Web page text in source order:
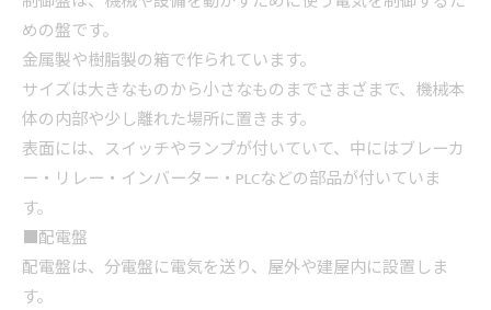
めの盤です。
金属製や樹脂製の箱で作られています。
サイズは大きなものから小さなものまでさまざまで、機械本
体の内部や少し離れた場所に置きます。
表面には、スイッチやランプが付いていて、中にはブレーカ
ー・リレー・インバーター・PLCなどの部品が付いていま
す。
■配電盤
配電盤は、分電盤に電気を送り、屋外や建屋内に設置しま
す。